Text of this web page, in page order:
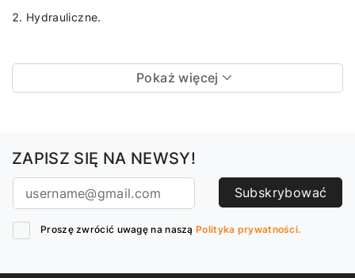
Hydrauliczne.
Pokaż więcej
ZAPISZ SIĘ NA NEWSY!
Subskrybować
Proszę zwrócić uwagę na naszą Polityka prywatności.